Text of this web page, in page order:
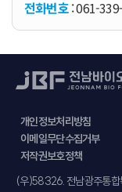
전화번호: 061-
개인정보처리방침
이메일무단수집거부
저작권보호정책
주소
(우)58326. 전남광주통합